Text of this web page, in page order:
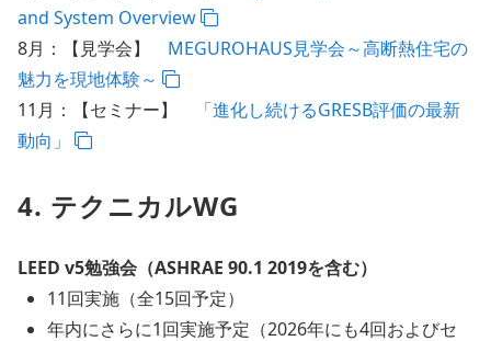
and System Overview
8月：【見学会】 MEGUROHAUS見学会～高断熱住宅の
魅力を現地体験～
11月：【セミナー】
「進化し続けるGRESB評価の最新
動向」
4. テクニカルWG
LEED v5勉強会（ASHRAE 90.1 2019を含む）
11回実施（全15回予定）
年内にさらに1回実施予定（2026年にも4回およびセ